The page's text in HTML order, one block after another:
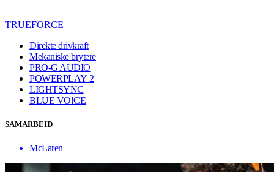
TRUEFORCE
Direkte drivkraft
Mekaniske brytere
PRO-G AUDIO
POWERPLAY 2
LIGHTSYNC
BLUE VO!CE
SAMARBEID
McLaren